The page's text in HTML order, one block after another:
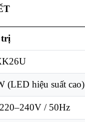
trị
(LED hiệu suất cao)
/ 50Hz